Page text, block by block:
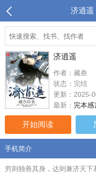
济逍遥
济逍遥
作者：藏叁
状态：完结
更新：2025-
最新： 完本感
开始阅读
手机简介
穷则独善其身，达则兼济天